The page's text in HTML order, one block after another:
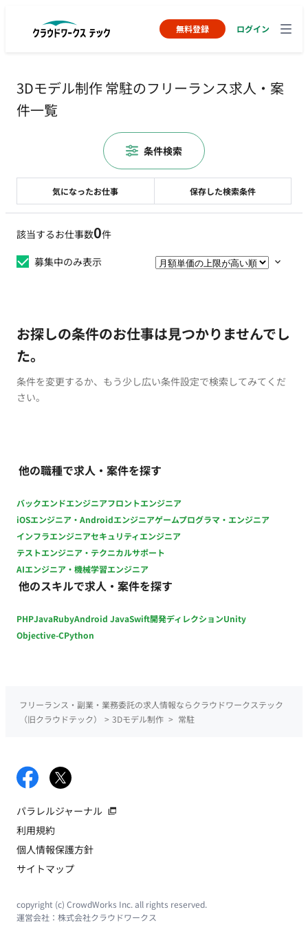
無料登録 ログイン
3Dモデル制作 常駐のフリーランス求人・案
件一覧
該当するお仕事数0件
募集中のみ表示
お探しの条件のお仕事は見つかりませんでし
た。
条件を変更するか、もう少し広い条件設定で検索してみてくだ
さい。
他の職種で求人・案件を探す
バックエンドエンジニアフロントエンジニア
iOSエンジニア・Androidエンジニアゲームプログラマ・エンジニア
インフラエンジニアセキュリティエンジニア
テストエンジニア・テクニカルサポート
AIエンジニア・機械学習エンジニア
他のスキルで求人・案件を探す
PHPJavaRubyAndroid JavaSwift開発ディレクションUnity
Objective-CPython
気になったお仕事 保存した検索条件
条件検索
フリーランス・副業・業務委託の求人情報ならクラウドワークステック
（旧クラウドテック）
> 3Dモデル制作 > 常駐
パラレルジャーナル
利用規約
個人情報保護方針
サイトマップ
copyright (c) CrowdWorks Inc. all rights reserved.
運営会社： 株式会社クラウドワークス